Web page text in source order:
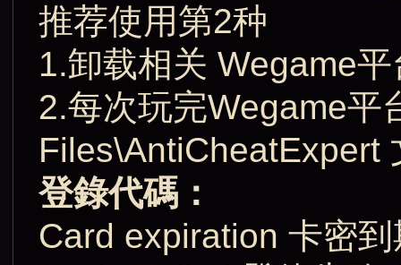
推荐使用第2种
1.卸载相关 Wegame平
2.每次玩完Wegame平
Files\AntiCheatExpert
登錄代碼：
Card expiration 卡密到